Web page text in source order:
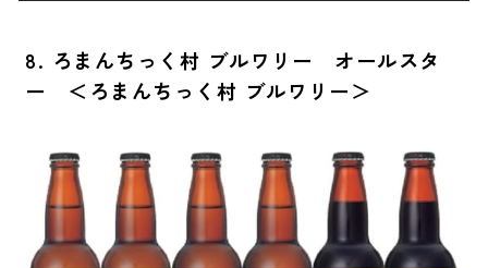
8. ろまんちっく村 ブルワリー オールスタ
ー ＜ろまんちっく村 ブルワリー＞